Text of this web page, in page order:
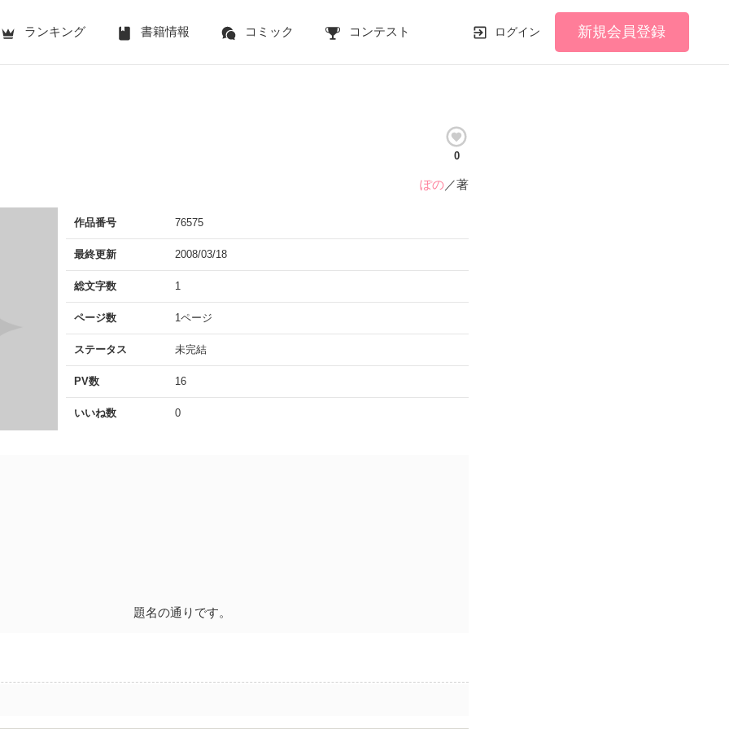
ランキング 書籍情報 コミック コンテスト ログイン 新規会員登録
0
ぽの／著
作品番号 76575
最終更新 2008/03/18
総文字数 1
ページ数 1ページ
ステータス 未完結
PV数 16
いいね数 0
題名の通りです。